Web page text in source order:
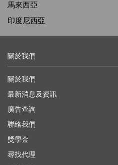
馬來西亞
印度尼西亞
關於我們
關於我們
最新消息及資訊
廣告查詢
聯絡我們
獎學金
尋找代理